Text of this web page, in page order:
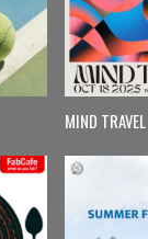
MIND TRAVEL